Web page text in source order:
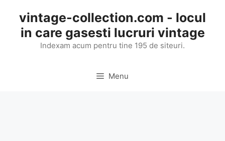
content
vintage-collection.com - locul
in care gasesti lucruri vintage
Indexam acum pentru tine 195 de siteuri.
Menu